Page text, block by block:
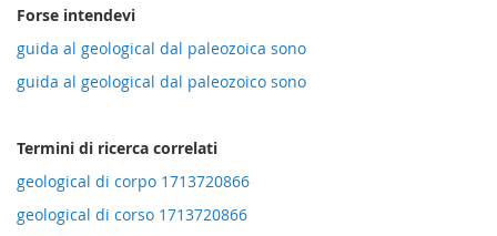
Forse intendevi
guida al geological dal paleozoica sono
guida al geological dal paleozoico sono
Termini di ricerca correlati
geological di corpo 1713720866
geological di corso 1713720866